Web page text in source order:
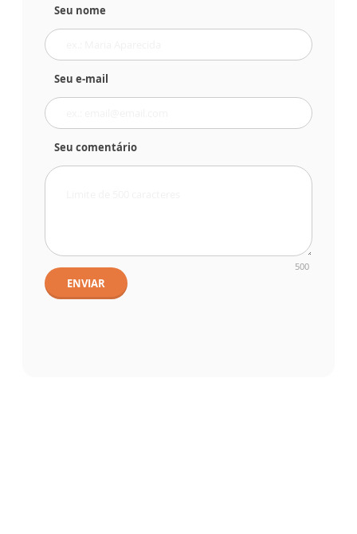
Seu nome
Seu e-mail
Seu comentário
500
ENVIAR